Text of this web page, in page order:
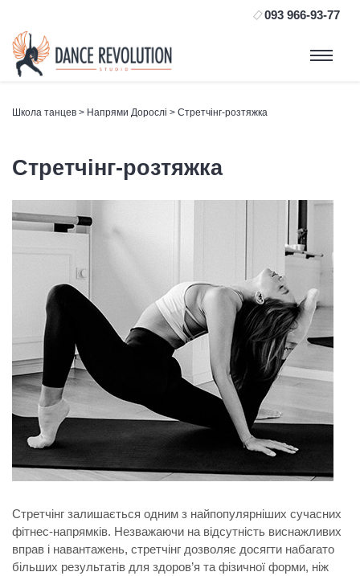
093 966-93-77
Школа танцев > Напрями Дорослі > Стретчінг-розтяжка
Стретчінг-розтяжка
Стретчінг залишається одним з найпопулярніших сучасних
фітнес-напрямків. Незважаючи на відсутність виснажливих
вправ і навантажень, стретчінг дозволяє досягти набагато
більших результатів для здоров’я та фізичної форми, ніж